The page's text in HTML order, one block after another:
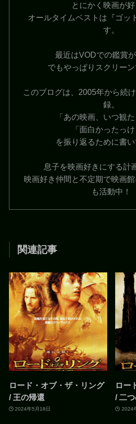
とにかく映画が好
オールタイムベストは『ゴッ
す。
最近はVODでの鑑賞が
でもやっぱりスクリーン
このブログは、2005年から続
録。
「あの映画、いつ観た
「面白かったっけ
を振り返るために書い
息子を映画好きにする計
映画好き仲間と不定期で映画館
も活動中！
関連記事
ロード・オブ・ザ・リング
/ 王の帰還
2024年5月18日
ロー
/ 二
2024